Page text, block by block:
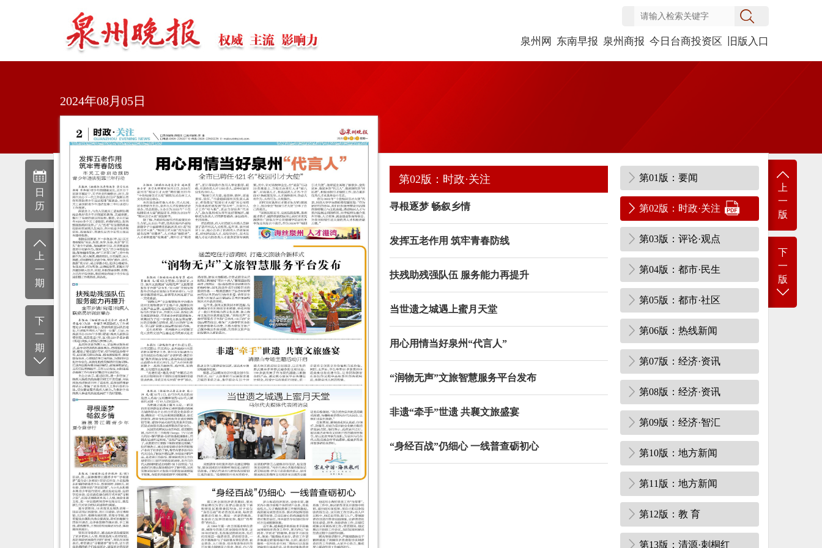
泉州网 东南早报 泉州商报 今日台商投资区 旧版入口
日
历
上
一
期
下
一
期
上
一
版
下
一
版
2024年08月05日
第02版：时政·关注
寻根逐梦 畅叙乡情
发挥五老作用 筑牢青春防线
扶残助残强队伍 服务能力再提升
当世遗之城遇上蜜月天堂
用心用情当好泉州“代言人”
“润物无声”文旅智慧服务平台发布
非遗“牵手”世遗 共襄文旅盛宴
“身经百战”仍细心 一线普查砺初心
第01版：要闻
第02版：时政·关注
第03版：评论·观点
第04版：都市·民生
第05版：都市·社区
第06版：热线新闻
第07版：经济·资讯
第08版：经济·资讯
第09版：经济·智汇
第10版：地方新闻
第11版：地方新闻
第12版：教 育
第13版：清源·刺桐红